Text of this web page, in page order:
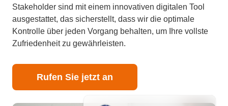
Stakeholder sind mit einem innovativen digitalen Tool
ausgestattet, das sicherstellt, dass wir die optimale
Kontrolle über jeden Vorgang behalten, um Ihre vollste
Zufriedenheit zu gewährleisten.
Rufen Sie jetzt an